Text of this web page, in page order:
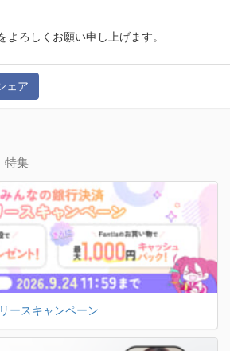
よろしくお願い申し上げます。
ェア
特集
ースキャンペーン